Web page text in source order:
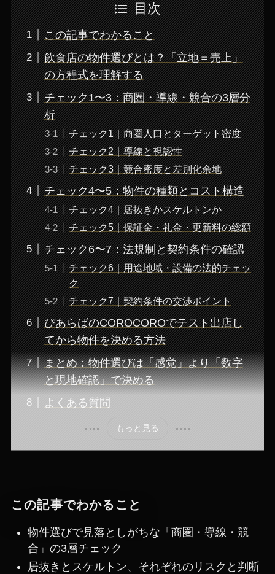
目次
この記事でわかること
飲食店の物件選びとは？「立地＝売上」
の方程式を理解する
チェック1〜3：商圏・導線・競合の3層分
析
チェック1｜商圏人口とターゲット密度
チェック2｜導線と視認性
チェック3｜競合密度と差別化余地
チェック4〜5：物件の種類とコスト構造
チェック4｜居抜きかスケルトンか
チェック5｜保証金・礼金・更新料の総額
チェック6〜7：法規制と契約条件の確認
チェック6｜用途地域・設備の法的チェッ
ク
チェック7｜契約条件の交渉ポイント
びあらばのCOROCOROでテスト出店し
てから物件を決める方法
まとめ：物件選びは「感覚」より「数字
と現地確認」で決める
よくある質問
もっと見る
この記事でわかること
物件選びで見落としがちな「商圏・導線・競
合」の3層チェック
居抜きとスケルトン、それぞれのリスクと判断